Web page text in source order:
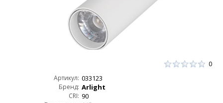
0
Артикул: 033123
Бренд: Arlight
CRI: 90